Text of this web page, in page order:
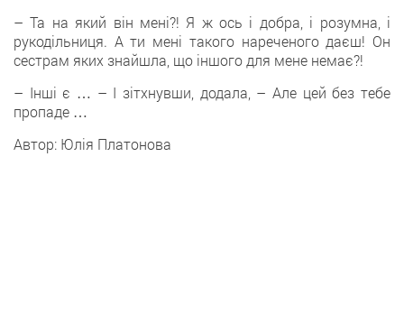
– Та на який він мені?! Я ж ось і добра, і розумна, і
рукодільниця. А ти мені такого нареченого даєш! Он
сестрам яких знайшла, що іншого для мене немає?!
– Інші є … – І зітхнувши, додала, – Але цей без тебе
пропаде …
Автор: Юлія Платонова